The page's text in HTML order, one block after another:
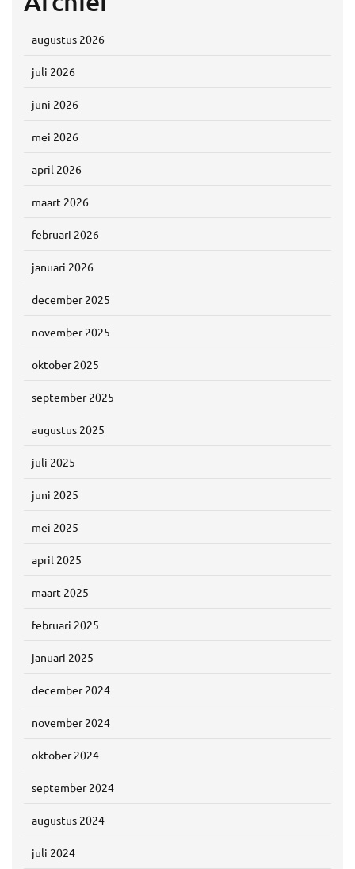
augustus 2026
juli 2026
juni 2026
mei 2026
april 2026
maart 2026
februari 2026
januari 2026
december 2025
november 2025
oktober 2025
september 2025
augustus 2025
juli 2025
juni 2025
mei 2025
april 2025
maart 2025
februari 2025
januari 2025
december 2024
november 2024
oktober 2024
september 2024
augustus 2024
juli 2024